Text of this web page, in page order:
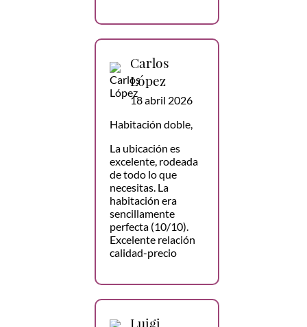
Carlos
López
18 abril 2026
Habitación doble,
La ubicación es
excelente, rodeada
de todo lo que
necesitas. La
habitación era
sencillamente
perfecta (10/10).
Excelente relación
calidad-precio
Luigi